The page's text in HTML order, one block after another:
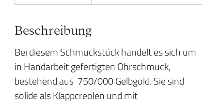
Beschreibung
Bei diesem Schmuckstück handelt es sich um
in Handarbeit gefertigten Ohrschmuck,
bestehend aus 750/000 Gelbgold. Sie sind
solide als Klappcreolen und mit